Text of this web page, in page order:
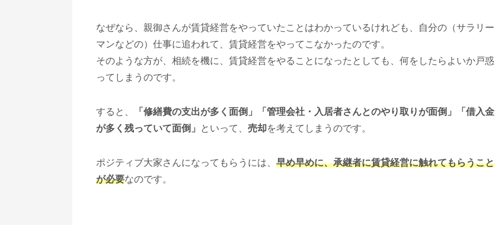
なぜなら、親御さんが賃貸経営をやっていたことはわかっているけれども、自分の（サラリー
マンなどの）仕事に追われて、賃貸経営をやってこなかったのです。
そのような方が、相続を機に、賃貸経営をやることになったとしても、何をしたらよいか戸惑
ってしまうのです。
すると、
「修繕費の支出が多く面倒」「管理会社・入居者さんとのやり取りが面倒」「借入金
が多く残っていて面倒」
といって、 売却 を考えてしまうのです。
ポジティブ大家さんになってもらうには、 早め早めに、承継者に賃貸経営に触れてもらうこと
が必要なのです。